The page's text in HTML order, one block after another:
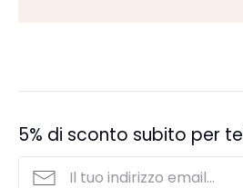
5% di sconto subito per